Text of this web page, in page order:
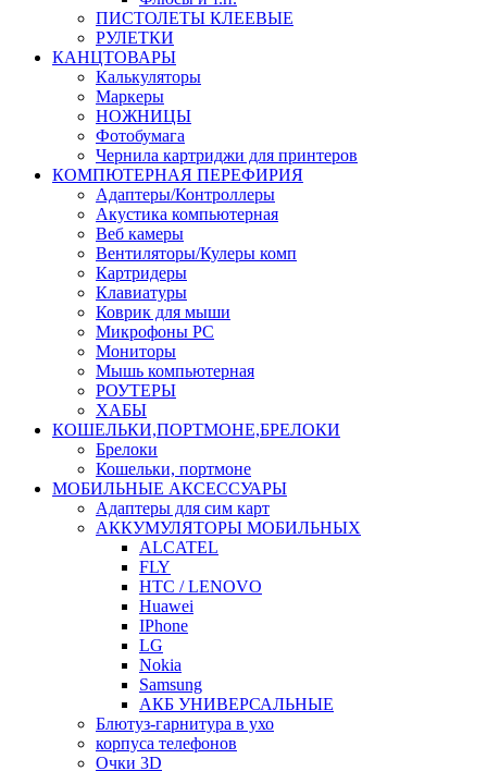
ПИСТОЛЕТЫ КЛЕЕВЫЕ
РУЛЕТКИ
КАНЦТОВАРЫ
Калькуляторы
Маркеры
НОЖНИЦЫ
Фотобумага
Чернила картриджи для принтеров
КОМПЮТЕРНАЯ ПЕРЕФИРИЯ
Адаптеры/Контроллеры
Акустика компьютерная
Веб камеры
Вентиляторы/Кулеры комп
Картридеры
Клавиатуры
Коврик для мыши
Микрофоны PC
Мониторы
Мышь компьютерная
РОУТЕРЫ
ХАБЫ
КОШЕЛЬКИ,ПОРТМОНЕ,БРЕЛОКИ
Брелоки
Кошельки, портмоне
МОБИЛЬНЫЕ АКСЕССУАРЫ
Адаптеры для сим карт
АККУМУЛЯТОРЫ МОБИЛЬНЫХ
ALCATEL
FLY
HTC / LENOVO
Huawei
IPhone
LG
Nokia
Samsung
АКБ УНИВЕРСАЛЬНЫЕ
Блютуз-гарнитура в ухо
корпуса телефонов
Очки 3D